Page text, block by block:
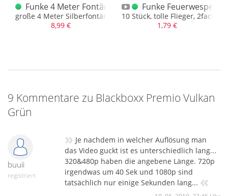
Purpur
gr. NEM
Funke 4 Meter Fontäne Grün Silber
große 4 Meter Silberfontäne, grüne Basis 30 Sek.
8,99 €
Funke Feuerwespen
10 Stück, tolle Flieger, 2fach
1,79 €
9 Kommentare zu Blackboxx Premio Vulkan
Grün
buuii
registriert
» Je nachdem in welcher Auflösung man
das Video guckt ist es unterschiedlich lang...
320&480p haben die angebene Länge. 720p
irgendwas um 40 Sek und 1080p sind
tatsächlich nur einige Sekunden lang... «